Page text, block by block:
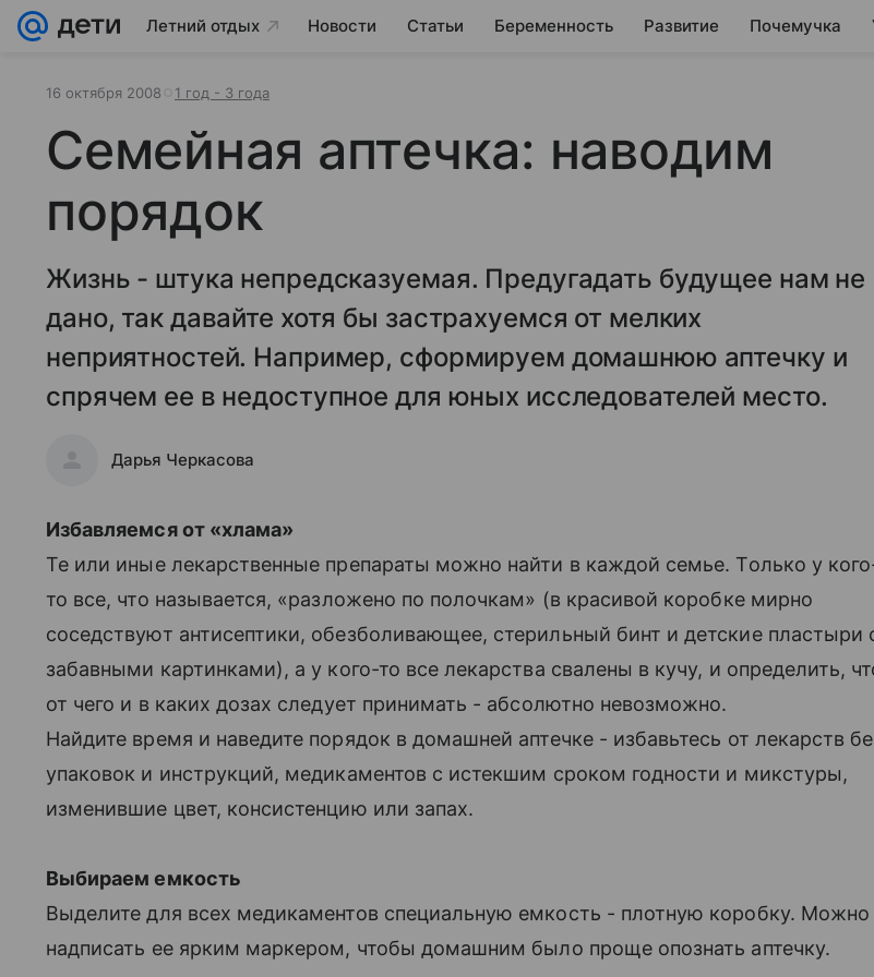
Летний отдых Новости Статьи Беременность Развитие Почемучка
16 октября 2008 1 год - 3 года
Семейная аптечка: наводим
порядок
Жизнь - штука непредсказуемая. Предугадать будущее нам не
дано, так давайте хотя бы застрахуемся от мелких
неприятностей. Например, сформируем домашнюю аптечку и
спрячем ее в недоступное для юных исследователей место.
Дарья Черкасова
Избавляемся от «хлама»
Те или иные лекарственные препараты можно найти в каждой семье. Только у
то все, что называется, «разложено по полочкам» (в красивой коробке мирно
соседствуют антисептики, обезболивающее, стерильный бинт и детские пластыри
забавными картинками), а у кого-то все лекарства свалены в кучу, и определить,
от чего и в каких дозах следует принимать - абсолютно невозможно.
Найдите время и наведите порядок в домашней аптечке - избавьтесь от лекарств
упаковок и инструкций, медикаментов с истекшим сроком годности и микстуры,
изменившие цвет, консистенцию или запах.
Выбираем емкость
Выделите для всех медикаментов специальную емкость - плотную коробку. Можно
надписать ее ярким маркером, чтобы домашним было проще опознать аптечку.